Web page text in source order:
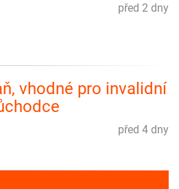
před 2 dny
vhodné pro invalidní
před 4 dny